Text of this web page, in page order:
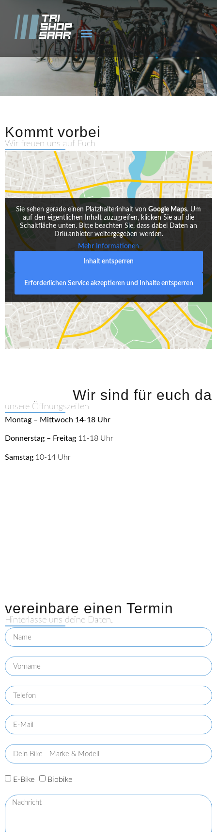
Kommt vorbei
Wir freuen uns auf Euch
Sie sehen gerade einen Platzhalterinhalt von Google Maps. Um
auf den eigentlichen Inhalt zuzugreifen, klicken Sie auf die
Schaltfläche unten. Bitte beachten Sie, dass dabei Daten an
Drittanbieter weitergegeben werden.
Mehr Informationen
Inhalt entsperren
Erforderlichen Service akzeptieren und Inhalte entsperren
Wir sind für euch da
unsere Öffnungszeiten
Montag – Mittwoch 14-18 Uhr
Donnerstag – Freitag 11-18 Uhr
Samstag 10-14 Uhr
vereinbare einen Termin
Hinterlasse uns deine Daten.
E-Bike Biobike